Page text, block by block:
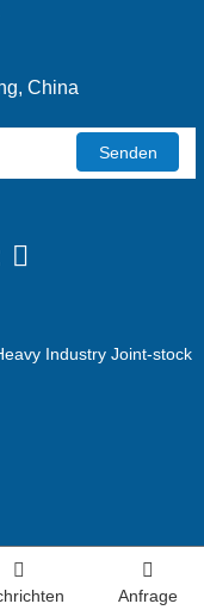
China
Senden
Industry Joint-stock
Anfrage